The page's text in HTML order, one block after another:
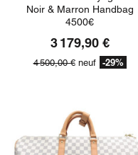
Noir & Marron Handbag
4500€
3 179,90 €
4 500,00 €neuf -29%